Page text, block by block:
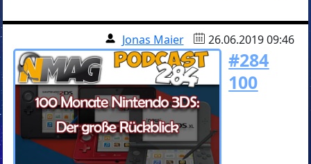
Jonas Maier 26.06.2019 09:46
#284
100